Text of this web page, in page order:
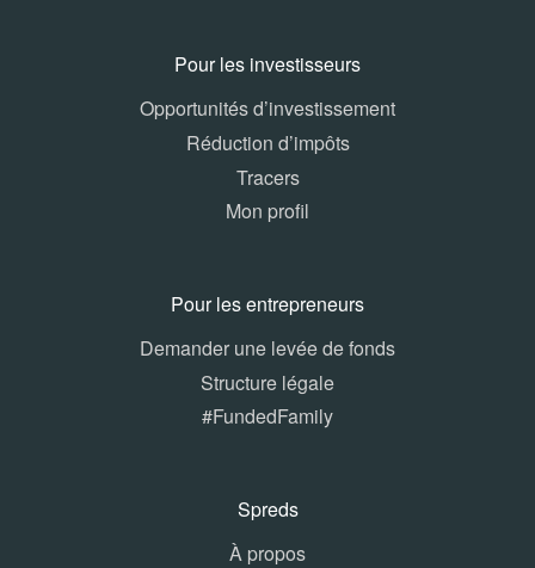
Pour les investisseurs
Opportunités d’investissement
Réduction d’impôts
Tracers
Mon profil
Pour les entrepreneurs
Demander une levée de fonds
Structure légale
#FundedFamily
Spreds
À propos